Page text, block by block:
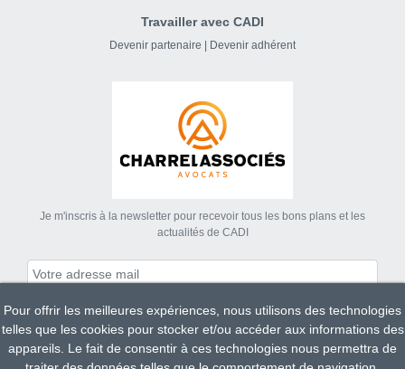
Travailler avec CADI
Devenir partenaire Devenir adhérent
Je m'inscris à la newsletter pour recevoir tous les bons plans et les
actualités de CADI
S'abonner
Pour offrir les meilleures expériences, nous utilisons des technologies
telles que les cookies pour stocker et/ou accéder aux informations des
appareils. Le fait de consentir à ces technologies nous permettra de